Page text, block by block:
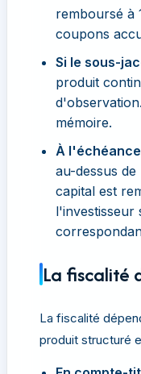
remboursé à
coupons
Si le sous-
produit
mémoire.
À
au-dessus
capital est
l'investisseur
La fiscalité
La fiscalité
produit structuré